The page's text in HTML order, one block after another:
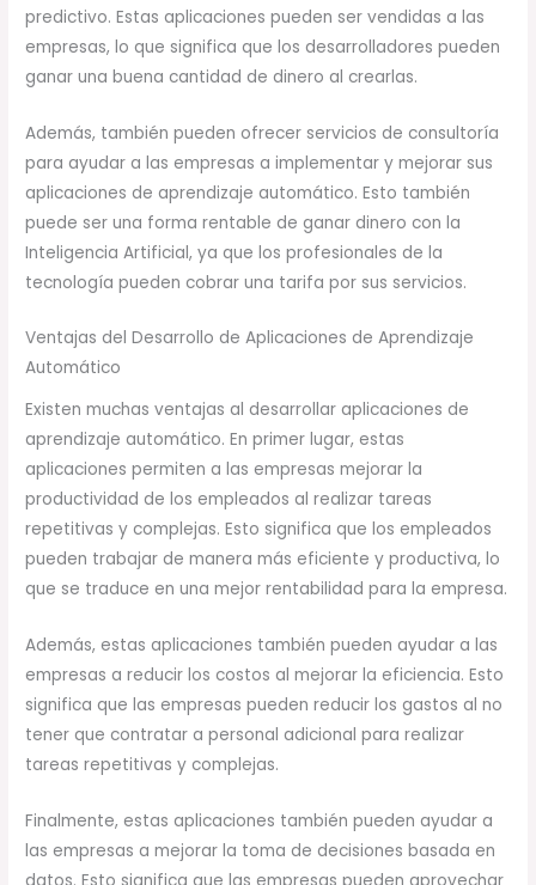
predictivo. Estas aplicaciones pueden ser vendidas a las
empresas, lo que significa que los desarrolladores pueden
ganar una buena cantidad de dinero al crearlas.
Además, también pueden ofrecer servicios de consultoría
para ayudar a las empresas a implementar y mejorar sus
aplicaciones de aprendizaje automático. Esto también
puede ser una forma rentable de ganar dinero con la
Inteligencia Artificial, ya que los profesionales de la
tecnología pueden cobrar una tarifa por sus servicios.
Ventajas del Desarrollo de Aplicaciones de Aprendizaje
Automático
Existen muchas ventajas al desarrollar aplicaciones de
aprendizaje automático. En primer lugar, estas
aplicaciones permiten a las empresas mejorar la
productividad de los empleados al realizar tareas
repetitivas y complejas. Esto significa que los empleados
pueden trabajar de manera más eficiente y productiva, lo
que se traduce en una mejor rentabilidad para la empresa.
Además, estas aplicaciones también pueden ayudar a las
empresas a reducir los costos al mejorar la eficiencia. Esto
significa que las empresas pueden reducir los gastos al no
tener que contratar a personal adicional para realizar
tareas repetitivas y complejas.
Finalmente, estas aplicaciones también pueden ayudar a
las empresas a mejorar la toma de decisiones basada en